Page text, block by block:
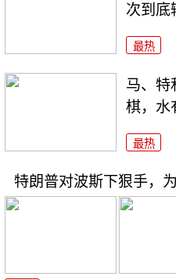
次到底
最热
马、特
棋，水
最热
特朗普对波斯下狠手，